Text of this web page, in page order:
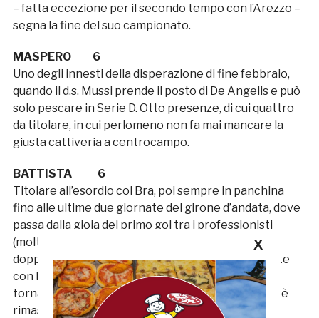
– fatta eccezione per il secondo tempo con l’Arezzo –
segna la fine del suo campionato.
MASPERO 6
Uno degli innesti della disperazione di fine febbraio,
quando il d.s. Mussi prende il posto di De Angelis e può
solo pescare in Serie D. Otto presenze, di cui quattro
da titolare, in cui perlomeno non fa mai mancare la
giusta cattiveria a centrocampo.
BATTISTA 6
Titolare all’esordio col Bra, poi sempre in panchina
fino alle ultime due giornate del girone d’andata, dove
passa dalla gioia del primo gol tra i professionisti
(molto importante) a Pontedera all’espulsione per
doppio giallo che compromette la partita seguente
con la Vis Pesaro. A gennaio fa un passo indietro
tornando in Serie D all’Ancona, ma pensando a chi è
rimasto non è che il suo livello fosse più basso…
X